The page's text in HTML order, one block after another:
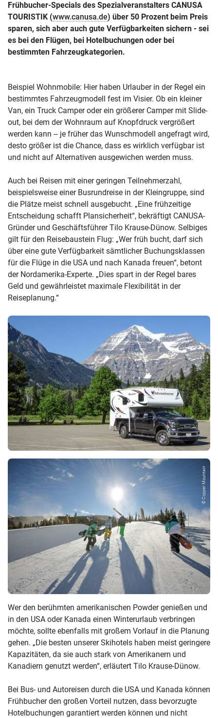
Frühbucher-Specials des Spezialveranstalters CANUSA
TOURISTIK (www.canusa.de) über 50 Prozent beim Preis
sparen, sich aber auch gute Verfügbarkeiten sichern - sei
es bei den Flügen, bei Hotelbuchungen oder bei
bestimmten Fahrzeugkategorien.
Beispiel Wohnmobile: Hier haben Urlauber in der Regel ein
bestimmtes Fahrzeugmodell fest im Visier. Ob ein kleiner
Van, ein Truck Camper oder ein größerer Camper mit Slide-
out, bei dem der Wohnraum auf Knopfdruck vergrößert
werden kann ‒ je früher das Wunschmodell angefragt wird,
desto größer ist die Chance, dass es wirklich verfügbar ist
und nicht auf Alternativen ausgewichen werden muss.
Auch bei Reisen mit einer geringen Teilnehmerzahl,
beispielsweise einer Busrundreise in der Kleingruppe, sind
die Plätze meist schnell ausgebucht. „Eine frühzeitige
Entscheidung schafft Plansicherheit“, bekräftigt CANUSA-
Gründer und Geschäftsführer Tilo Krause-Dünow. Selbiges
gilt für den Reisebaustein Flug: „Wer früh bucht, darf sich
über eine gute Verfügbarkeit sämtlicher Buchungsklassen
für die Flüge in die USA und nach Kanada freuen“, betont
der Nordamerika-Experte. „Dies spart in der Regel bares
Geld und gewährleistet maximale Flexibilität in der
Reiseplanung.“
© Copper Mountain
Wer den berühmten amerikanischen Powder genießen und
in den USA oder Kanada einen Winterurlaub verbringen
möchte, sollte ebenfalls mit großem Vorlauf in die Planung
gehen. „Die besten unserer Skihotels haben meist geringere
Kapazitäten, da sie auch stark von Amerikanern und
Kanadiern genutzt werden“, erläutert Tilo Krause-Dünow.
Bei Bus- und Autoreisen durch die USA und Kanada können
Frühbucher den großen Vorteil nutzen, dass bevorzugte
Hotelbuchungen garantiert werden können und nicht